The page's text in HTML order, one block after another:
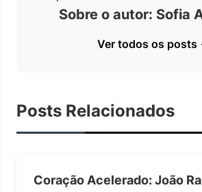
Sobre o autor: Sofia
Ver todos os posts
Posts Relacionados
Coração Acelerado: João